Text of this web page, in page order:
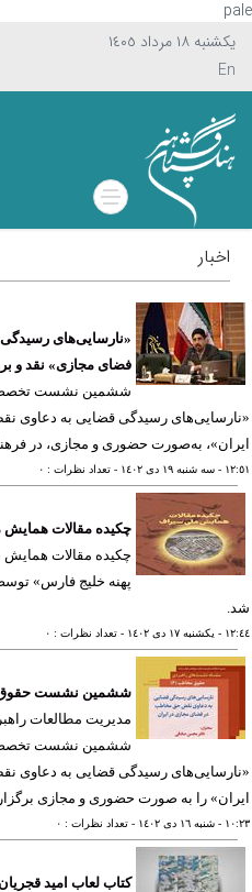
يکشنبه ١٨ مرداد ١٤٠٥
اخبار
«نارسایی‌های رسیدگی
فضای مجازی» نقد و
ششمین نشست تخصصی
رسیدگی قضایی به دعاوی
به‌صورت حضوری و مجازی، در
- سه شنبه ١٩ دی ١٤٠٢ - تعداد نظرات : ٠
چکیده مقالات همایش
چکیده مقالات همایش
پهنه خلیج‌ فارس» توسط
- يکشنبه ١٧ دی ١٤٠٢ - تعداد نظرات : ٠
ششمین نشست حقوق
مدیریت مطالعات
ششمین نشست تخصصی
رسیدگی قضایی به دعاوی
را به صورت حضوری و مجازی برگزار
- شنبه ١٦ دی ١٤٠٢ - تعداد نظرات : ٠
کتاب لعاب امید قجریان